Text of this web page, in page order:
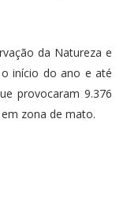
da Natureza e
o início do ano e até
provocaram 9.376
zona de mato.